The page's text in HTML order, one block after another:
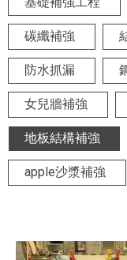
碳纖補強
防水抓漏
女兒牆補強
地板結構補強
apple沙漿補強